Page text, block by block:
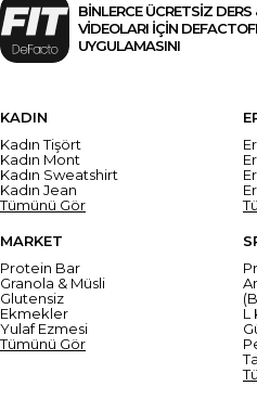
BİNLERCE ÜCRETSİZ DERS
VİDEOLARI İÇİN
UYGULAMASINI
KADIN
Kadın Tişört
Kadın Mont
Kadın Sweatshirt
Kadın Jean
Tümünü Gör
MARKET
Protein Bar
Granola & Müsli
Glutensiz
Ekmekler
Yulaf Ezmesi
Tümünü Gör
L